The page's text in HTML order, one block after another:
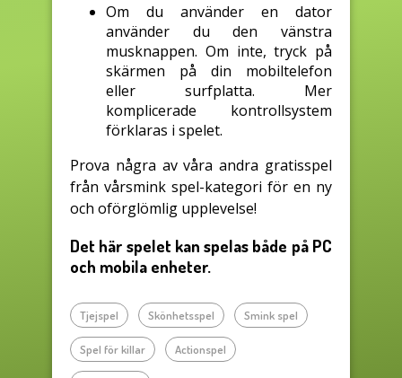
Om du använder en dator
använder du den vänstra
musknappen. Om inte, tryck på
skärmen på din mobiltelefon
eller surfplatta. Mer
komplicerade kontrollsystem
förklaras i spelet.
Prova några av våra andra gratisspel
från vårsmink spel-kategori för en ny
och oförglömlig upplevelse!
Det här spelet kan spelas både på PC
och mobila enheter.
Tjejspel Skönhetsspel Smink spel
Spel för killar Actionspel